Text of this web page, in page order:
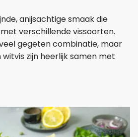
anijsachtige smaak die
verschillende vissoorten.
gegeten combinatie, maar
zijn heerlijk samen met